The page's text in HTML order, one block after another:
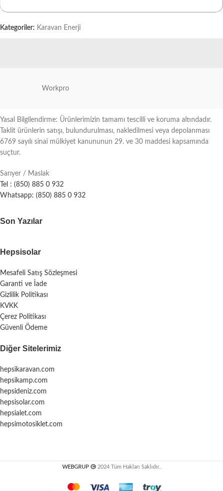
Kategoriler: Karavan Enerji
Workpro
Yasal Bilgilendirme: Ürünlerimizin tamamı tescilli ve koruma altındadır.
Taklit ürünlerin satışı, bulundurulması, nakledilmesi veya depolanması
6769 sayılı sinai mülkiyet kanununun 29. ve 30 maddesi kapsamında
suçtur.
Sarıyer / Maslak
Tel : (850) 885 0 932
Whatsapp: (850) 885 0 932
Son Yazılar
Hepsisolar
Mesafeli Satış Sözleşmesi
Garanti ve İade
Gizlilik Politikası
KVKK
Çerez Politikası
Güvenli Ödeme
Diğer Sitelerimiz
hepsikaravan.com
hepsikamp.com
hepsideniz.com
hepsisolar.com
hepsialet.com
hepsimotosiklet.com
WEBGRUP 2024 Tüm Hakları Saklıdır.